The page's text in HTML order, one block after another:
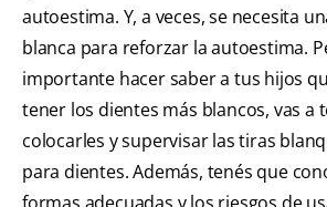
autoestima. Y, a veces, se necesita
blanca para reforzar la autoestima.
importante hacer saber a tus hijos
tener los dientes más blancos, vas a
colocarles y supervisar las tiras
para dientes. Además, tenés que